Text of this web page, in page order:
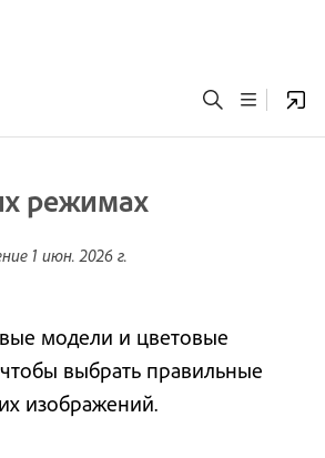
режимах
1 июн. 2026 г.
модели и цветовые
выбрать правильные
изображений.